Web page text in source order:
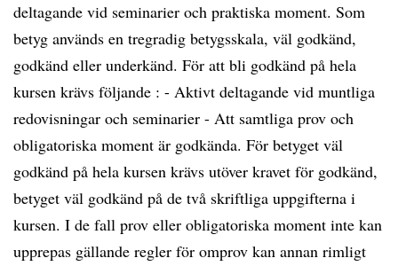
deltagande vid seminarier och praktiska moment. Som
betyg används en tregradig betygsskala, väl godkänd,
godkänd eller underkänd. För att bli godkänd på hela
kursen krävs följande : - Aktivt deltagande vid muntliga
redovisningar och seminarier - Att samtliga prov och
obligatoriska moment är godkända. För betyget väl
godkänd på hela kursen krävs utöver kravet för godkänd,
betyget väl godkänd på de två skriftliga uppgifterna i
kursen. I de fall prov eller obligatoriska moment inte kan
upprepas gällande regler för omprov kan annan rimligt